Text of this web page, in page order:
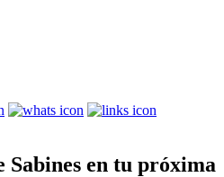
Sabines en tu próxima